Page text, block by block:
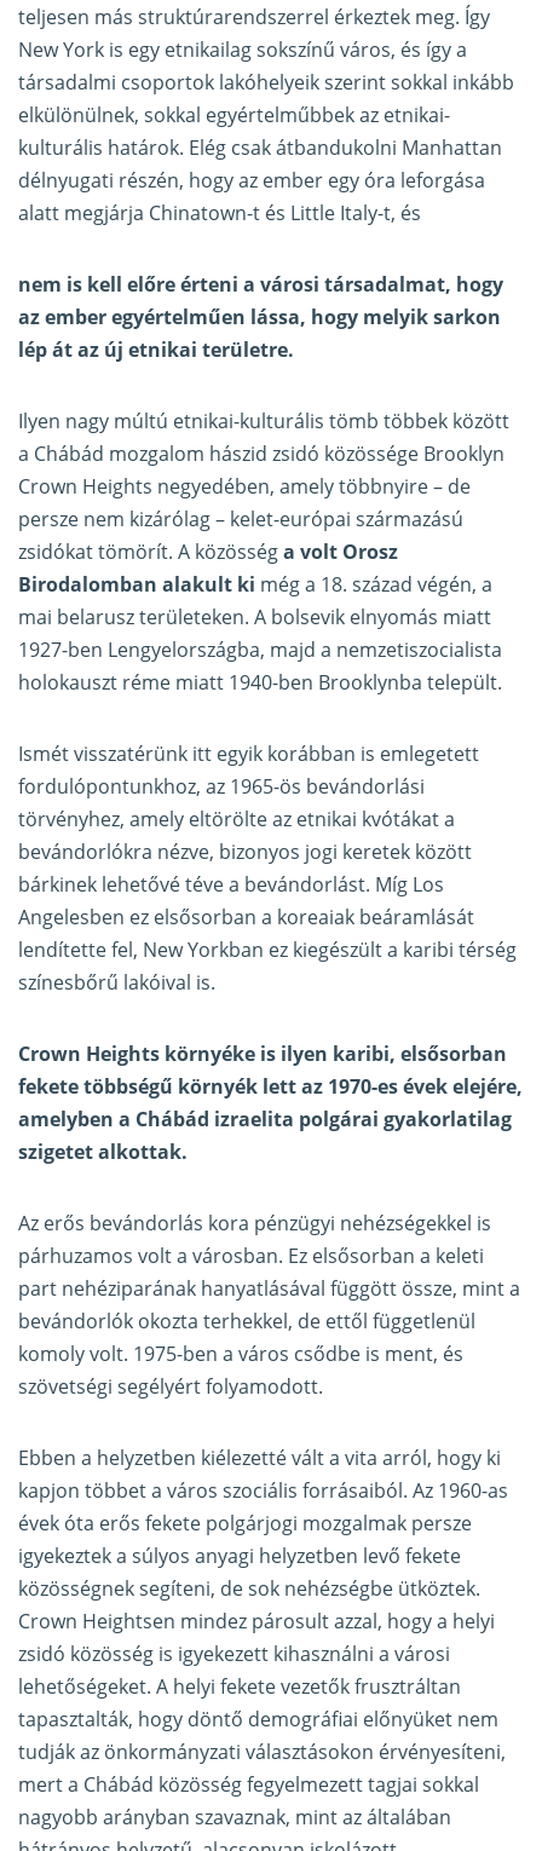
teljesen más struktúrarendszerrel érkeztek meg. Így
New York is egy etnikailag sokszínű város, és így a
társadalmi csoportok lakóhelyeik szerint sokkal inkább
elkülönülnek, sokkal egyértelműbbek az etnikai-
kulturális határok. Elég csak átbandukolni Manhattan
délnyugati részén, hogy az ember egy óra leforgása
alatt megjárja Chinatown-t és Little Italy-t, és
nem is kell előre érteni a városi társadalmat, hogy
az ember egyértelműen lássa, hogy melyik sarkon
lép át az új etnikai területre.
Ilyen nagy múltú etnikai-kulturális tömb többek között
a Chábád mozgalom hászid zsidó közössége Brooklyn
Crown Heights negyedében, amely többnyire – de
persze nem kizárólag – kelet-európai származású
zsidókat tömörít. A közösséga volt Orosz
Birodalomban alakult ki még a 18. század végén, a
mai belarusz területeken. A bolsevik elnyomás miatt
1927-ben Lengyelországba, majd a nemzetiszocialista
holokauszt réme miatt 1940-ben Brooklynba települt.
Ismét visszatérünk itt egyik korábban is emlegetett
fordulópontunkhoz, az 1965-ös bevándorlási
törvényhez, amely eltörölte az etnikai kvótákat a
bevándorlókra nézve, bizonyos jogi keretek között
bárkinek lehetővé téve a bevándorlást. Míg Los
Angelesben ez elsősorban a koreaiak beáramlását
lendítette fel, New Yorkban ez kiegészült a karibi térség
színesbőrű lakóival is.
Crown Heights környéke is ilyen karibi, elsősorban
fekete többségű környék lett az 1970-es évek elejére,
amelyben a Chábád izraelita polgárai gyakorlatilag
szigetet alkottak.
Az erős bevándorlás kora pénzügyi nehézségekkel is
párhuzamos volt a városban. Ez elsősorban a keleti
part nehéziparának hanyatlásával függött össze, mint a
bevándorlók okozta terhekkel, de ettől függetlenül
komoly volt. 1975-ben a város csődbe is ment, és
szövetségi segélyért folyamodott.
Ebben a helyzetben kiélezetté vált a vita arról, hogy ki
kapjon többet a város szociális forrásaiból. Az 1960-as
évek óta erős fekete polgárjogi mozgalmak persze
igyekeztek a súlyos anyagi helyzetben levő fekete
közösségnek segíteni, de sok nehézségbe ütköztek.
Crown Heightsen mindez párosult azzal, hogy a helyi
zsidó közösség is igyekezett kihasználni a városi
lehetőségeket. A helyi fekete vezetők frusztráltan
tapasztalták, hogy döntő demográfiai előnyüket nem
tudják az önkormányzati választásokon érvényesíteni,
mert a Chábád közösség fegyelmezett tagjai sokkal
nagyobb arányban szavaznak, mint az általában